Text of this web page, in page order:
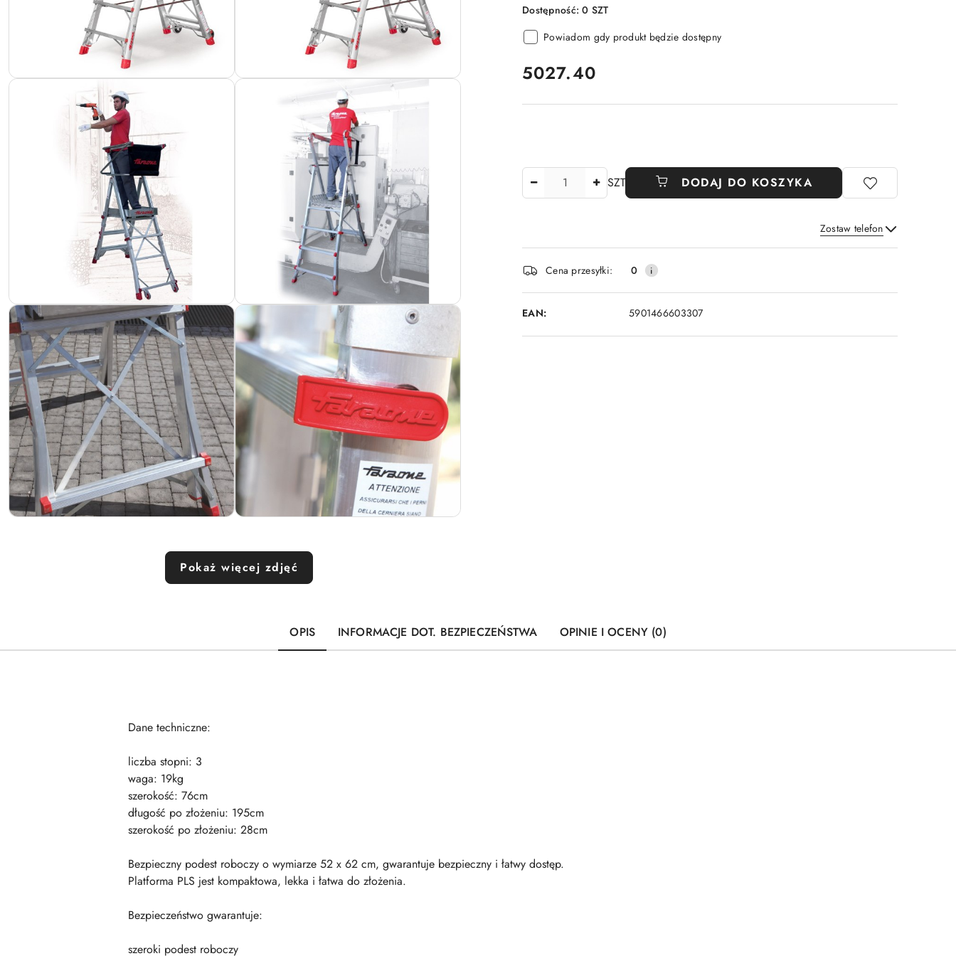
Pokaż więcej zdjęć
Dostępność:0 SZT
Powiadom gdy produkt będzie dostępny
cena:
5027.40
SZT DODAJ DO KOSZYKA
Zostaw telefon
Wyślij
Dostępność
i
dostawa
Cena przesyłki: 0
EAN: 5901466603307
OPIS INFORMACJE DOT. BEZPIECZEŃSTWA OPINIE I OCENY (0)
Dane techniczne:
liczba stopni: 3
waga: 19kg
szerokość: 76cm
długość po złożeniu: 195cm
szerokość po złożeniu: 28cm
Bezpieczny podest roboczy o wymiarze 52 x 62 cm, gwarantuje bezpieczny i łatwy dostęp.
Platforma PLS jest kompaktowa, lekka i łatwa do złożenia.
Bezpieczeństwo gwarantuje:
szeroki podest roboczy